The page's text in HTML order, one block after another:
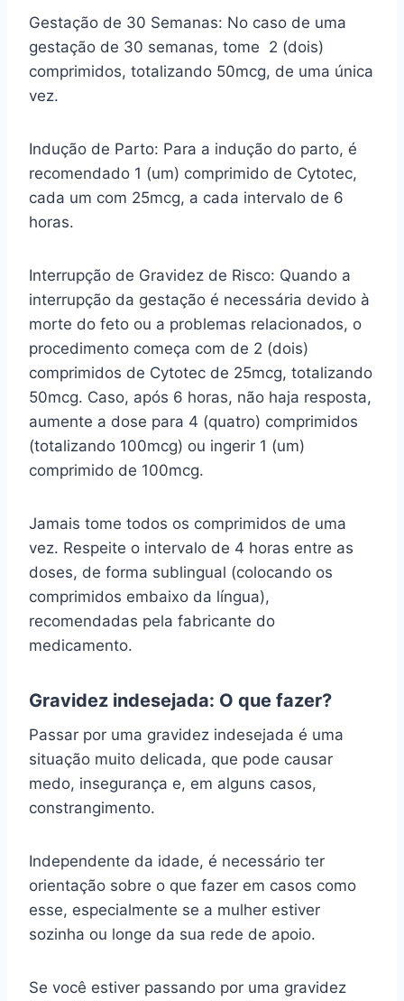
Gestação de 30 Semanas: No caso de uma
gestação de 30 semanas, tome 2 (dois)
comprimidos, totalizando 50mcg, de uma única
vez.
Indução de Parto: Para a indução do parto, é
recomendado 1 (um) comprimido de Cytotec,
cada um com 25mcg, a cada intervalo de 6
horas.
Interrupção de Gravidez de Risco: Quando a
interrupção da gestação é necessária devido à
morte do feto ou a problemas relacionados, o
procedimento começa com de 2 (dois)
comprimidos de Cytotec de 25mcg, totalizando
50mcg. Caso, após 6 horas, não haja resposta,
aumente a dose para 4 (quatro) comprimidos
(totalizando 100mcg) ou ingerir 1 (um)
comprimido de 100mcg.
Jamais tome todos os comprimidos de uma
vez. Respeite o intervalo de 4 horas entre as
doses, de forma sublingual (colocando os
comprimidos embaixo da língua),
recomendadas pela fabricante do
medicamento.
Gravidez indesejada: O que fazer?
Passar por uma gravidez indesejada é uma
situação muito delicada, que pode causar
medo, insegurança e, em alguns casos,
constrangimento.
Independente da idade, é necessário ter
orientação sobre o que fazer em casos como
esse, especialmente se a mulher estiver
sozinha ou longe da sua rede de apoio.
Se você estiver passando por uma gravidez